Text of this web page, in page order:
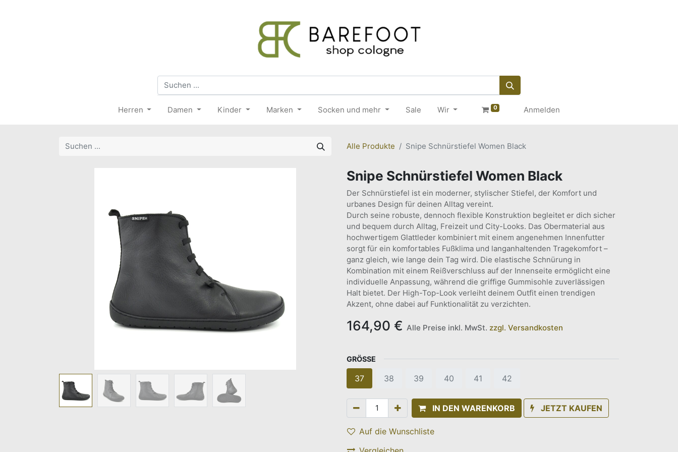
Herren Damen Kinder Marken Socken und mehr Sale Wir 0 Anmelden
Alle Produkte Snipe Schnürstiefel Women Black
Snipe Schnürstiefel Women Black
Der Schnürstiefel ist ein moderner, stylischer Stiefel, der Komfort und
urbanes Design für deinen Alltag vereint.
Durch seine robuste, dennoch flexible Konstruktion begleitet er dich sicher
und bequem durch Alltag, Freizeit und City-Looks. Das Obermaterial aus
hochwertigem Glattleder kombiniert mit einem angenehmen Innenfutter
sorgt für ein komfortables Fußklima und langanhaltenden Tragekomfort –
ganz gleich, wie lange dein Tag wird. Die elastische Schnürung in
Kombination mit einem Reißverschluss auf der Innenseite ermöglicht eine
individuelle Anpassung, während die griffige Gummisohle zuverlässigen
Halt bietet. Der High-Top-Look verleiht deinem Outfit einen trendigen
Akzent, ohne dabei auf Funktionalität zu verzichten.
164,90 € Alle Preise inkl. MwSt. zzgl. Versandkosten
GRÖSSE
37 38 39 40 41 42
IN DEN WARENKORB JETZT KAUFEN
Auf die Wunschliste